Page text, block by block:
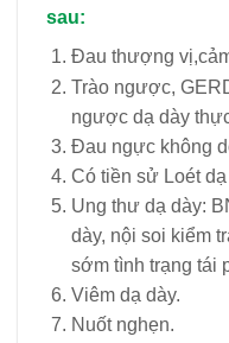
sau:
Đau thượng
Trào ngược,
ngược dạ dày
Đau ngực không
Có tiền sử Loét
Ung thư dạ dày:
dày, nội soi kiểm
sớm tình trạng tái
Viêm dạ dày.
Nuốt nghẹn.